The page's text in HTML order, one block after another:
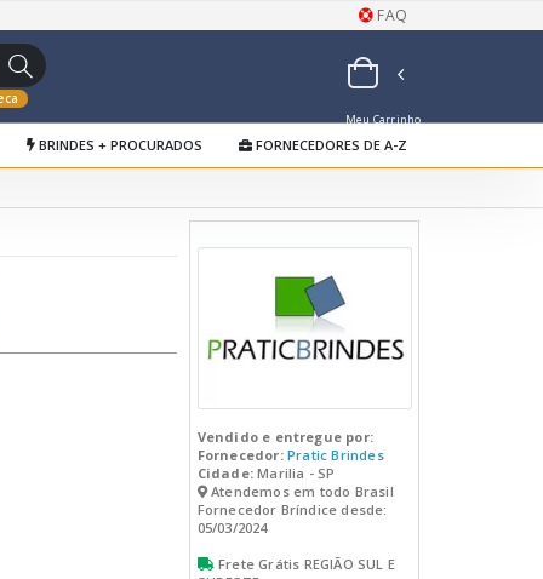
FAQ
Meu Carrinho
de Orçamentos
BRINDES + PROCURADOS FORNECEDORES DE A-Z
Vendido e entregue por:
Fornecedor: Pratic Brindes
Cidade:Marilia - SP
Atendemos em todo Brasil
Fornecedor Bríndice desde:
05/03/2024
Frete Grátis REGIÃO SUL E